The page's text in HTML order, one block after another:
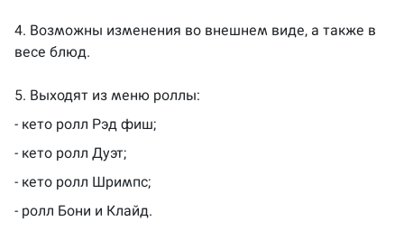
4. Возможны изменения во внешнем виде, а также в
весе блюд.
5. Выходят из меню роллы:
- кето ролл Рэд фиш;
- кето ролл Дуэт;
- кето ролл Шримпс;
- ролл Бони и Клайд.